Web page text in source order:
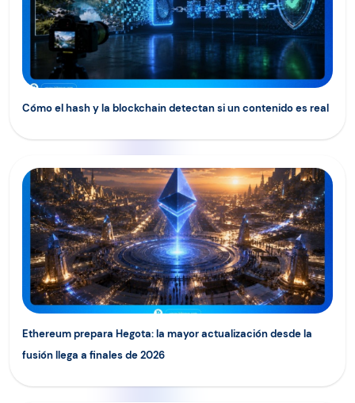
Cómo el hash y la blockchain detectan si un contenido es real
Ethereum prepara Hegota: la mayor actualización desde la
fusión llega a finales de 2026
Ethereum prepara Hegota: la mayor actualización desde